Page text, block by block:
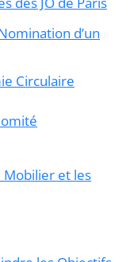
d’un
Circulaire
Mobilier et les